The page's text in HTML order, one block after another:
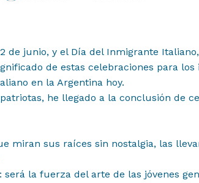
de junio, y el Día del Inmigrante
de estas celebraciones para
en la Argentina hoy.
he llegado a la conclusión de
miran sus raíces sin nostalgia, las
la fuerza del arte de las jóvenes